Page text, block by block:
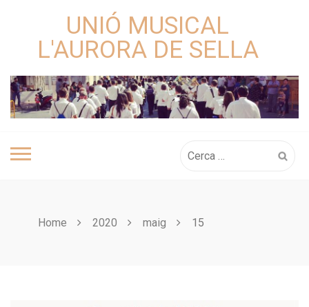
UNIÓ MUSICAL
L'AURORA DE SELLA
Home 2020 maig 15